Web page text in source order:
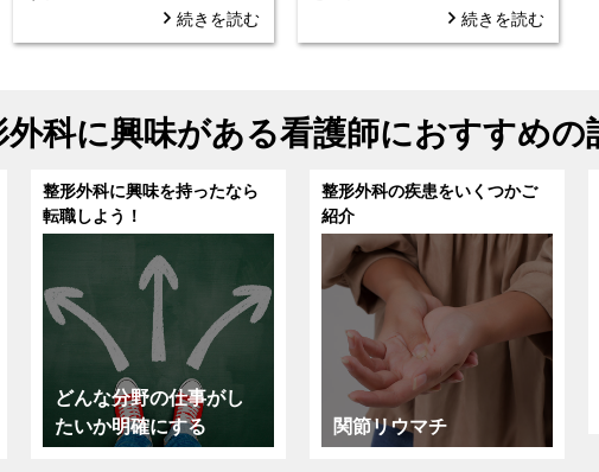
続きを読む
続きを読む
外科に興味がある看護師におすすめの
整形外科に興味を持ったなら
転職しよう！
どんな分野の仕事がし
たいか明確にする
整形外科の疾患をいくつかご
紹介
関節リウマチ